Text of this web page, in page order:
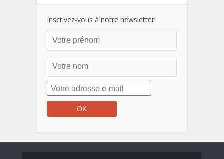
Inscrivez-vous à notre newsletter: